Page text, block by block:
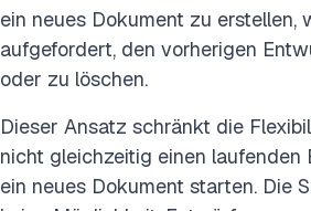
ein neues Dokument zu erstellen,
aufgefordert, den vorherigen
oder zu löschen.
Dieser Ansatz schränkt die
nicht gleichzeitig einen laufenden
ein neues Dokument starten. Die